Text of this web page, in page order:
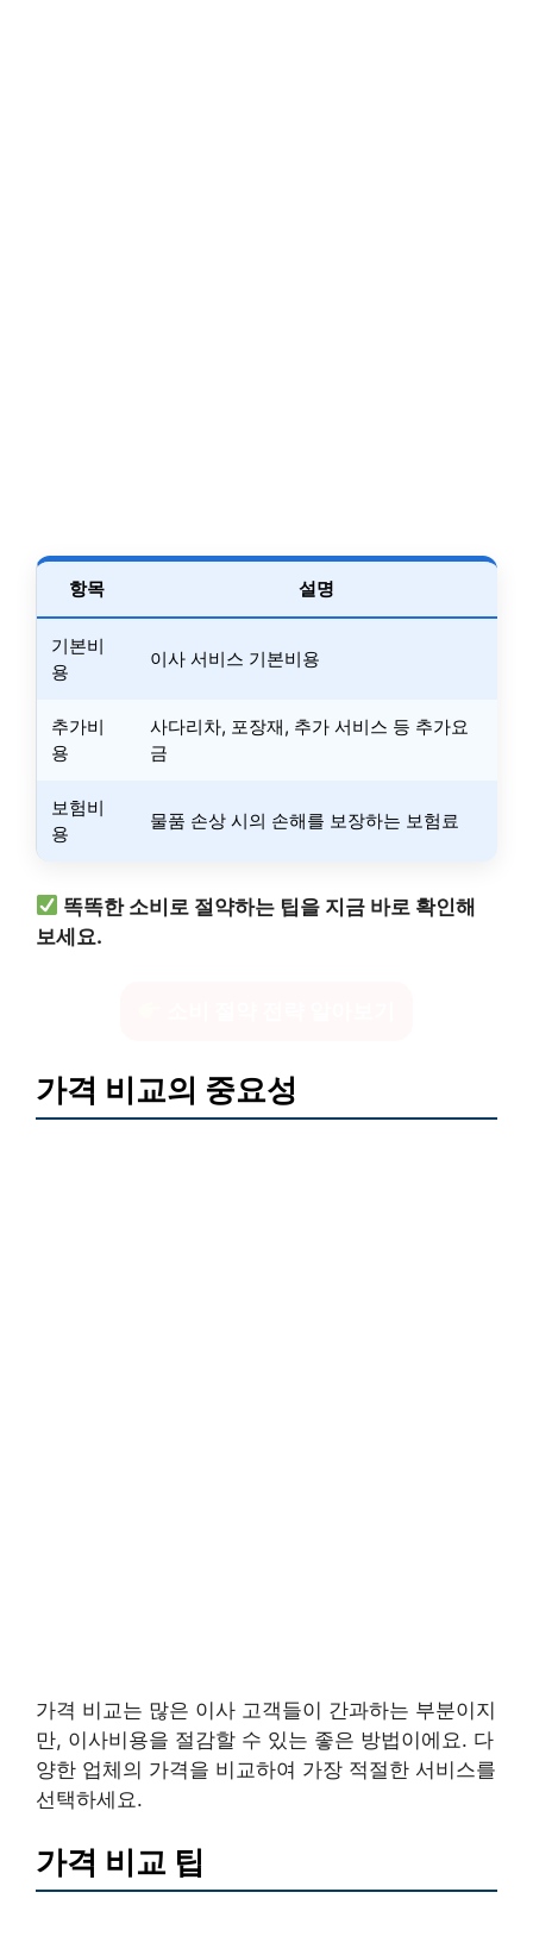
항목 설명
기본비
용
이사 서비스 기본비용
추가비
용
사다리차, 포장재, 추가 서비스 등 추가요
금
보험비
용
물품 손상 시의 손해를 보장하는 보험료
똑똑한 소비로 절약하는 팁을 지금 바로 확인해
보세요.
가격 비교의 중요성
가격 비교는 많은 이사 고객들이 간과하는 부분이지
만, 이사비용을 절감할 수 있는 좋은 방법이에요. 다
양한 업체의 가격을 비교하여 가장 적절한 서비스를
선택하세요.
가격 비교 팁